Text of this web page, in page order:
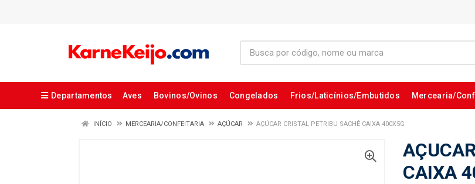
Departamentos Aves Bovinos/Ovinos Congelados Frios/Laticínios/Embutidos Mercearia/
INÍCIO MERCEARIA/CONFEITARIA AÇÚCAR AÇÚCAR CRISTAL PETRIBU SACHÊ CAIXA 400X5G
CAIXA